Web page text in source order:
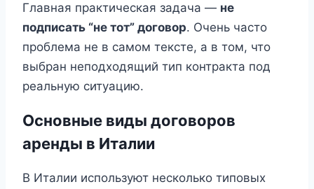
Главная практическая задача — не
подписать “не тот” договор. Очень часто
проблема не в самом тексте, а в том, что
выбран неподходящий тип контракта под
реальную ситуацию.
Основные виды договоров
аренды в Италии
В Италии используют несколько типовых